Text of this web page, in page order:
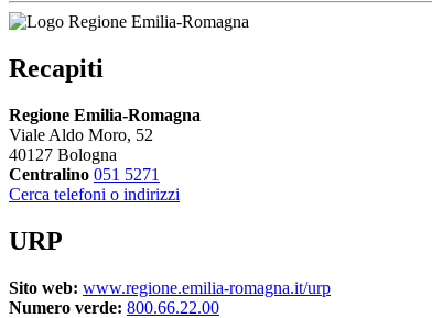
Recapiti
Regione Emilia-Romagna
Viale Aldo Moro, 52
40127 Bologna
Centralino 051 5271
Cerca telefoni o indirizzi
URP
Sito web: www.regione.emilia-romagna.it/urp
Numero verde: 800.66.22.00